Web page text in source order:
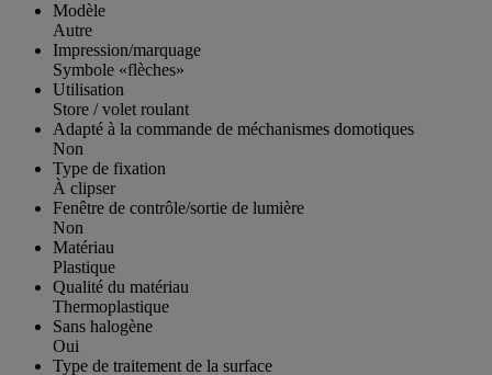
Modèle
Autre
Impression/marquage
Symbole «flèches»
Utilisation
Store / volet roulant
Adapté à la commande de méchanismes domotiques
Non
Type de fixation
À clipser
Fenêtre de contrôle/sortie de lumière
Non
Matériau
Plastique
Qualité du matériau
Thermoplastique
Sans halogène
Oui
Type de traitement de la surface